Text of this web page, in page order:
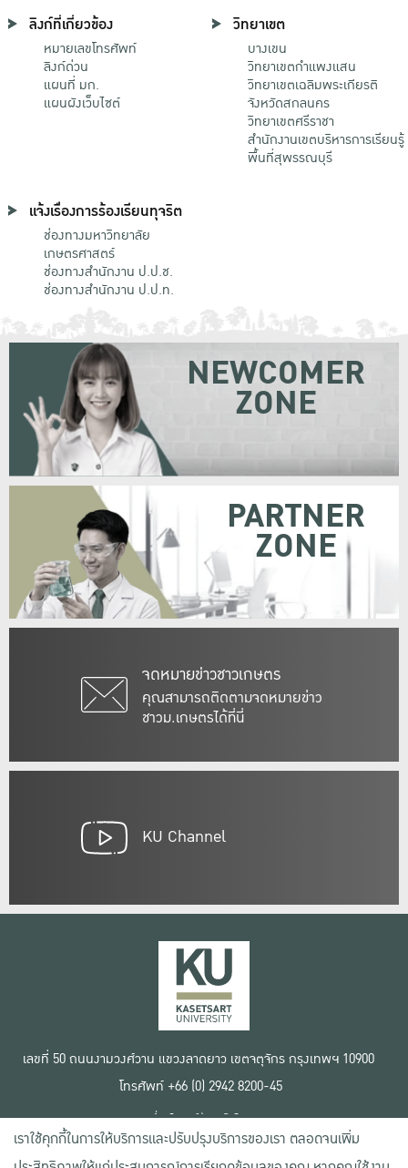
ลิงก์ที่เกี่ยวข้อง
หมายเลขโทรศัพท์
ลิงก์ด่วน
แผนที่ มก.
แผนผังเว็บไซต์
วิทยาเขต
บางเขน
วิทยาเขตกําแพงแสน
วิทยาเขตเฉลิมพระเกียรติ
จังหวัดสกลนคร
วิทยาเขตศรีราชา
สำนักงานเขตบริหารการเรียนรู้
พื้นที่สุพรรณบุรี
แจ้งเรื่องการร้องเรียนทุจริต
ช่องทางมหาวิทยาลัย
เกษตรศาสตร์
ช่องทางสำนักงาน ป.ป.ช.
ช่องทางสำนักงาน ป.ป.ท.
จดหมายข่าวชาวเกษตร
คุณสามารถติดตามจดหมายข่าว
ชาวม.เกษตรได้ที่นี่
NEWCOMER
ZONE
PARTNER
ZONE
KU Channel
เลขที่ 50 ถนนงามวงศ์วาน แขวงลาดยาว เขตจตุจักร กรุงเทพฯ 10900
โทรศัพท์ +66 (0) 2942 8200-45
เงื่อนไขการใช้งานเว็บไซต์
ข้อตกลงด้านสิทธิ์ใช้งาน
นโยบายความเป็นส่วนตัว
เราใช้คุกกี้ในการให้บริการและปรับปรุงบริการของเรา ตลอดจนเพิ่ม